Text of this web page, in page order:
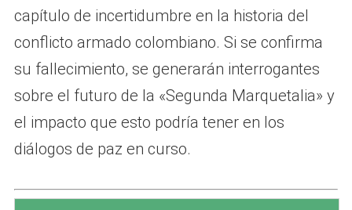
capítulo de incertidumbre en la historia del
conflicto armado colombiano. Si se confirma
su fallecimiento, se generarán interrogantes
sobre el futuro de la «Segunda Marquetalia» y
el impacto que esto podría tener en los
diálogos de paz en curso.